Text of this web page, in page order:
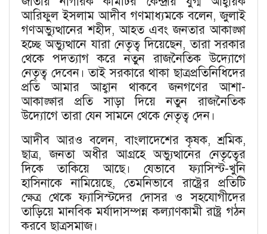
আরিফুল ইসলাম আদীব গণমাধ্যমকে বলেন, জুলাই
গণঅভ্যুত্থানের শহীদ, আহত এবং জনতার আকাঙ্ক্ষা
হচ্ছে অভ্যুত্থানে যারা নেতৃত্ব দিয়েছেন, তারা সরকার
থেকে পদত্যাগ করে নতুন রাজনৈতিক উদ্যোগে
নেতৃত্ব দেবেন। তাই সরকারে থাকা ছাত্রপ্রতিনিধিদের
প্রতি আমার আহ্বান থাকবে জনগণের আশা-
আকাঙ্ক্ষার প্রতি সাড়া দিয়ে নতুন রাজনৈতিক
উদ্যোগে তারা যেন সামনে থেকে নেতৃত্ব দেন।
আদীব আরও বলেন, বাংলাদেশের কৃষক, শ্রমিক,
ছাত্র, জনতা অধীর আগ্রহে অভ্যুত্থানের নেতৃত্বের
দিকে তাকিয়ে আছে। যেভাবে ফ্যাসিস্ট-খুনি
হাসিনাকে নামিয়েছে, তেমনিভাবে রাষ্ট্রের প্রতিটি
ক্ষেত্র থেকে ফ্যাসিস্টদের দোসর ও সহযোগীদের
তাড়িয়ে মানবিক মর্যাদাসম্পন্ন কল্যাণকামী রাষ্ট্র গঠন
করবে ছাত্রসমাজ।